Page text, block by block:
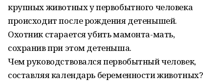
крупных животных у первобытного человека
происходит после рождения детенышей.
Охотник старается убить мамонта-мать,
сохранив при этом детеныша.
Чем руководствовался первобытный человек,
составляя календарь беременности животных?